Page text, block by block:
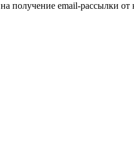
на получение email-рассылки